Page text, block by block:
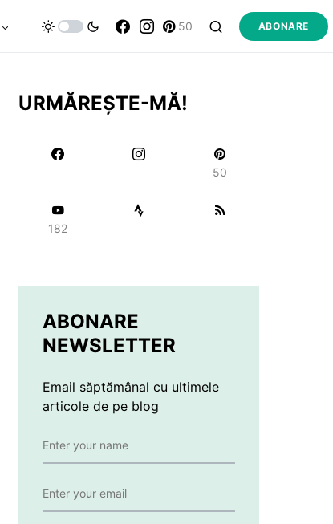
50 ABONARE
URMĂREȘTE-MĂ!
50
182
ABONARE
NEWSLETTER
Email săptămânal cu ultimele
articole de pe blog